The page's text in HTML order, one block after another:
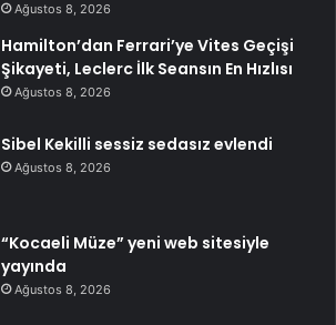
Ağustos 8, 2026
Hamilton’dan Ferrari’ye Vites Geçişi
Şikayeti, Leclerc İlk Seansın En Hızlısı
Ağustos 8, 2026
Sibel Kekilli sessiz sedasız evlendi
Ağustos 8, 2026
“Kocaeli Müze” yeni web sitesiyle
yayında
Ağustos 8, 2026